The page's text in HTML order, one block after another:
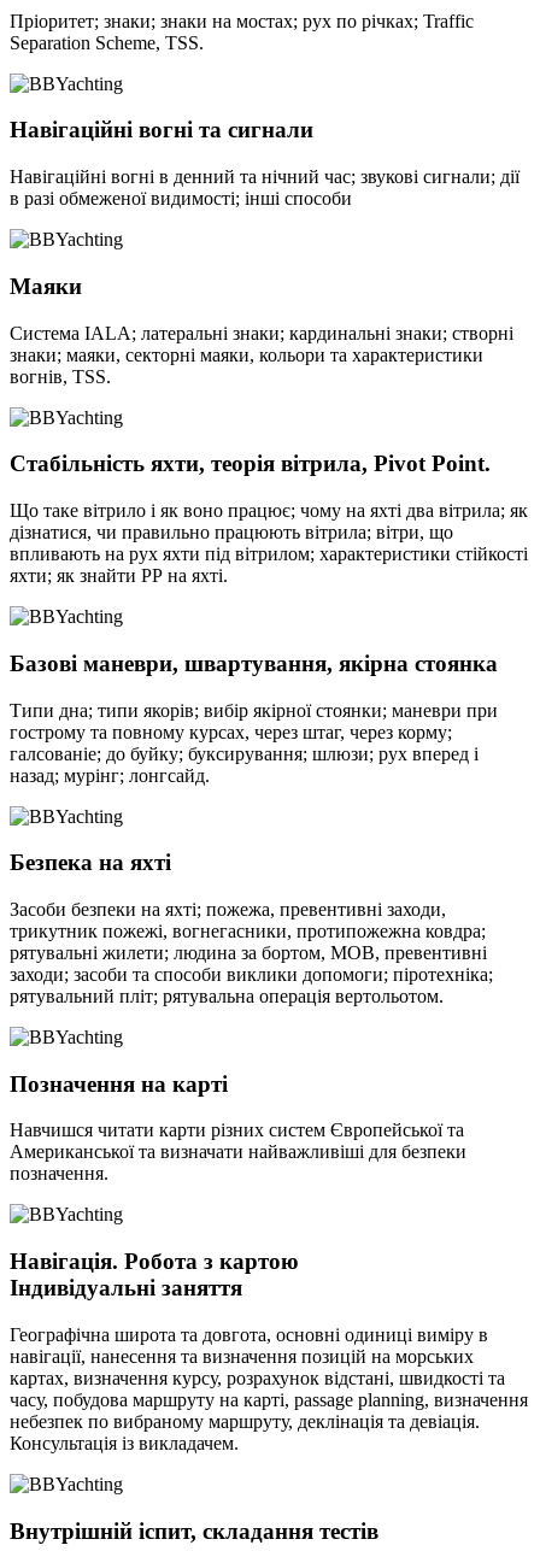
Пріоритет; знаки; знаки на мостах; рух по річках; Traffic
Separation Scheme, TSS.
Навігаційні вогні та сигнали
Навігаційні вогні в денний та нічний час; звукові сигнали; дії
в разі обмеженої видимості; інші способи
Маяки
Система IALA; латеральні знаки; кардинальні знаки; створні
знаки; маяки, секторні маяки, кольори та характеристики
вогнів, TSS.
Стабільність яхти, теорія вітрила, Pivot Point.
Що таке вітрило і як воно працює; чому на яхті два вітрила; як
дізнатися, чи правильно працюють вітрила; вітри, що
впливають на рух яхти під вітрилом; характеристики стійкості
яхти; як знайти РР на яхті.
Базові маневри, швартування, якірна стоянка
Типи дна; типи якорів; вибір якірної стоянки; маневри при
гострому та повному курсах, через штаг, через корму;
галсованіе; до буйку; буксирування; шлюзи; рух вперед і
назад; мурінг; лонгсайд.
Безпека на яхті
Засоби безпеки на яхті; пожежа, превентивні заходи,
трикутник пожежі, вогнегасники, протипожежна ковдра;
рятувальні жилети; людина за бортом, МОВ, превентивні
заходи; засоби та способи виклики допомоги; піротехніка;
рятувальний пліт; рятувальна операція вертольотом.
Позначення на карті
Навчишся читати карти різних систем Європейської та
Американської та визначати найважливіші для безпеки
позначення.
Навігація. Робота з картою
Індивідуальні заняття
Географічна широта та довгота, основні одиниці виміру в
навігації, нанесення та визначення позицій на морських
картах, визначення курсу, розрахунок відстані, швидкості та
часу, побудова маршруту на карті, passage planning, визначення
небезпек по вибраному маршруту, деклінація та девіація.
Консультація із викладачем.
Внутрішній іспит, складання тестів